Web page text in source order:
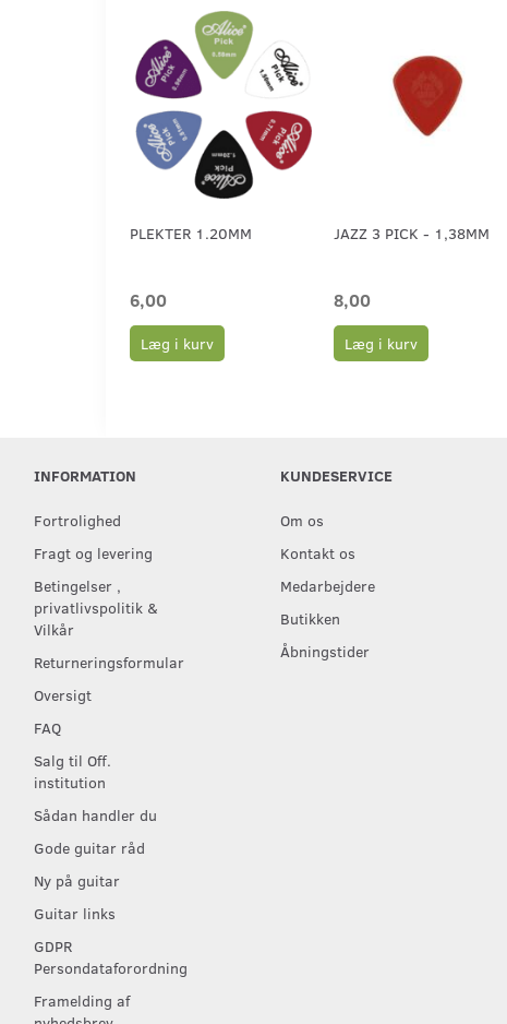
PLEKTER 1.20MM
6,00
Læg i kurv
JAZZ 3 PICK - 1,38MM
8,00
Læg i kurv
INFORMATION
Fortrolighed
Fragt og levering
Betingelser ,
privatlivspolitik &
Vilkår
Returneringsformular
Oversigt
FAQ
Salg til Off.
institution
Sådan handler du
Gode guitar råd
Ny på guitar
Guitar links
GDPR
Persondataforordning
Framelding af
KUNDESERVICE
Om os
Kontakt os
Medarbejdere
Butikken
Åbningstider